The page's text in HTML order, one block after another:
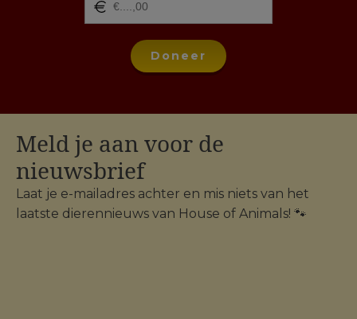
Doneer
Meld je aan voor de
nieuwsbrief
Laat je e-mailadres achter en mis niets van het
laatste dierennieuws van House of Animals! 🐾